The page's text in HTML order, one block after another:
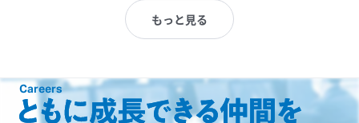
もっと見る
Careers